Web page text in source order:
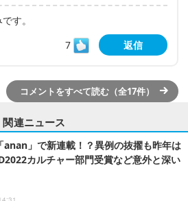
す。
7
返信
コメントをすべて読む（全17件）
関連ニュース
anan」で新連載！？異例の抜擢も昨年は
カルチャー部門受賞など意外と深い